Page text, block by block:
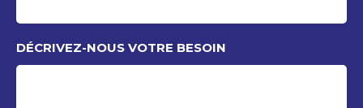
DÉCRIVEZ-NOUS VOTRE BESOIN